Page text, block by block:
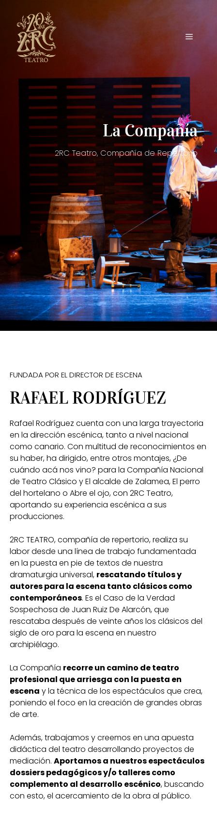
La Compañía
2RC Teatro, Compañía de Repertorio
FUNDADA POR EL DIRECTOR DE ESCENA
RAFAEL RODRÍGUEZ
Rafael Rodríguez cuenta con una larga trayectoria
en la dirección escénica, tanto a nivel nacional
como canario. Con multitud de reconocimientos en
su haber, ha dirigido, entre otros montajes, ¿De
cuándo acá nos vino? para la Compañía Nacional
de Teatro Clásico y El alcalde de Zalamea, El perro
del hortelano o Abre el ojo, con 2RC Teatro,
aportando su experiencia escénica a sus
producciones.
2RC TEATRO, compañía de repertorio, realiza su
labor desde una línea de trabajo fundamentada
en la puesta en pie de textos de nuestra
dramaturgia universal, rescatando títulos y
autores para la escena tanto clásicos como
contemporáneos. Es el Caso de la Verdad
Sospechosa de Juan Ruiz De Alarcón, que
rescataba después de veinte años los clásicos del
siglo de oro para la escena en nuestro
archipiélago.
La Compañía recorre un camino de teatro
profesional que arriesga con la puesta en
escena y la técnica de los espectáculos que crea,
poniendo el foco en la creación de grandes obras
de arte.
Además, trabajamos y creemos en una apuesta
didáctica del teatro desarrollando proyectos de
mediación. Aportamos a nuestros espectáculos
dossiers pedagógicos y/o talleres como
complemento al desarrollo escénico, buscando
con esto, el acercamiento de la obra al público.